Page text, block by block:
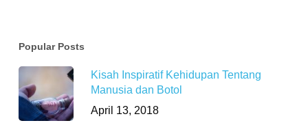
Popular Posts
Kisah Inspiratif Kehidupan Tentang
Manusia dan Botol
April 13, 2018